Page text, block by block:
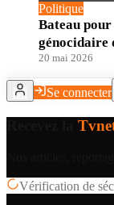
Politique
Bateau
génocidaire
20 mai 2026
Se connecter
Vérification de